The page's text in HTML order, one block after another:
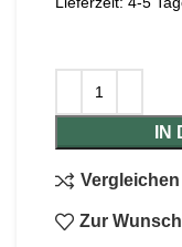
Vergleichen
Zur